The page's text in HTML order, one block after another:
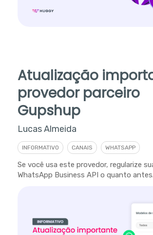
Atualização
provedor parceiro
Gupshup
Lucas Almeida
INFORMATIVO CANAIS WHATSAPP
Se você usa este provedor, regularize
WhatsApp Business API o quanto antes.